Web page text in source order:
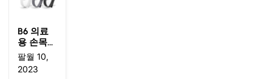
B6 의료
용 손목밴
드
팔월 10,
2023